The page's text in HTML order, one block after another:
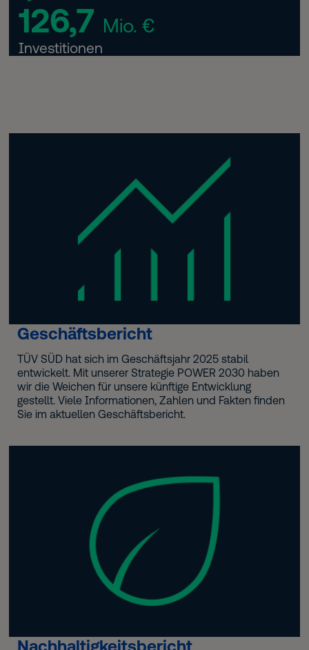
126,7 Mio. €
Investitionen
Geschäftsbericht
TÜV SÜD hat sich im Geschäftsjahr 2025 stabil
entwickelt. Mit unserer Strategie POWER 2030 haben
wir die Weichen für unsere künftige Entwicklung
gestellt. Viele Informationen, Zahlen und Fakten finden
Sie im aktuellen Geschäftsbericht.
Nachhaltigkeitsbericht